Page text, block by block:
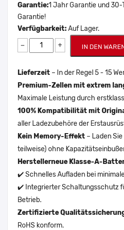
Garantie:1 Jahr Garantie und
Garantie!
Verfügbarkeit:Auf Lager.
− + IN DEN
Lieferzeit – In der Regel 5 - 15
Premium-Zellen mit extrem
Maximale Leistung durch
100% Kompatibilität mit
aller Ladezubehöre der
Kein Memory-Effekt – Laden
teilweise) ohne
Herstellerneue Klasse-A-
✔️ Schnelles Aufladen bei
✔️ Integrierter Schaltungsschutz
Betrieb.
Zertifizierte
RoHS konform.